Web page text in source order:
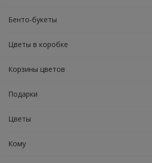
Бенто-букеты
Цветы в коробке
Корзины цветов
Подарки
Цветы
Кому